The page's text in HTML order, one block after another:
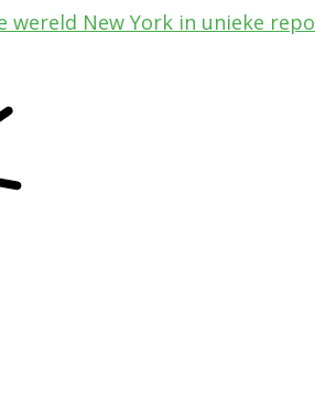
wereld New York in unieke repo